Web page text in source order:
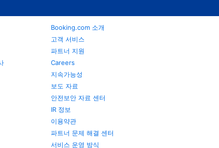
Booking.com 소개
고객 서비스
파트너 지원
Careers
지속가능성
보도 자료
안전보안 자료 센터
IR 정보
이용약관
파트너 문제 해결 센터
서비스 운영 방식